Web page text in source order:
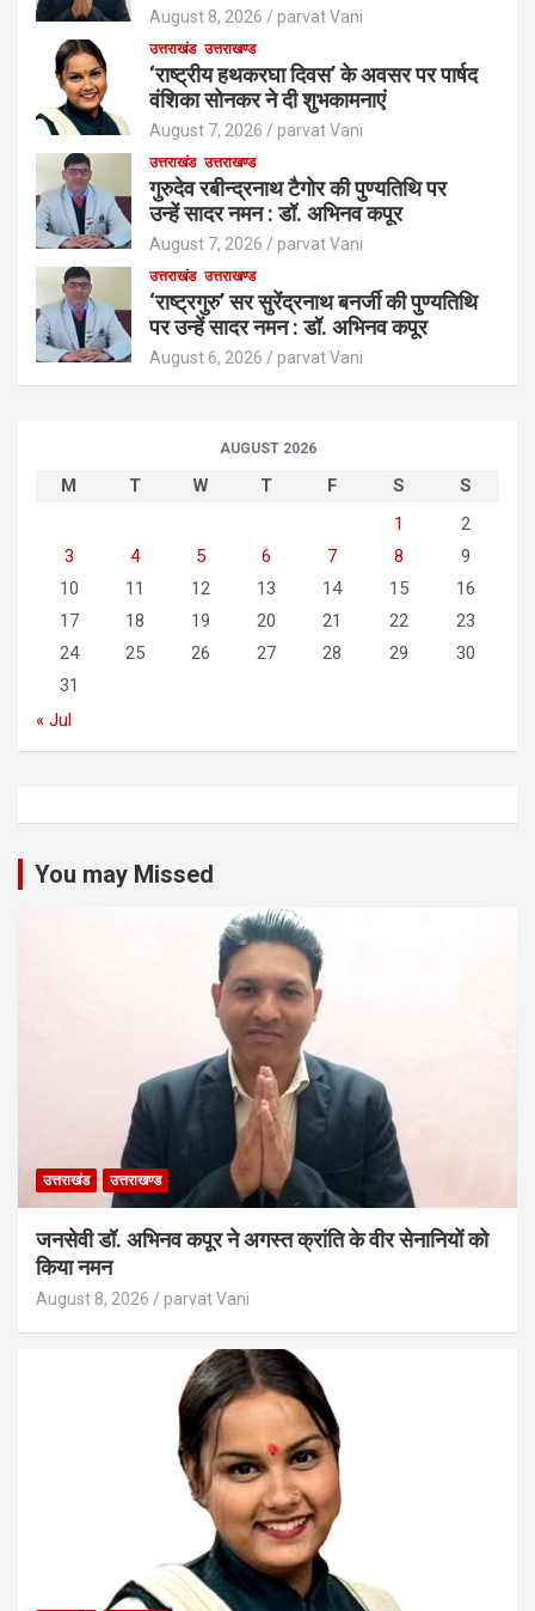
August 8, 2026 parvat Vani
उत्तराखंड उत्तराखण्ड
‘राष्ट्रीय हथकरघा दिवस’ के अवसर पर पार्षद
वंशिका सोनकर ने दी शुभकामनाएं
August 7, 2026 parvat Vani
उत्तराखंड उत्तराखण्ड
गुरुदेव रबीन्द्रनाथ टैगोर की पुण्यतिथि पर
उन्हें सादर नमन : डॉ. अभिनव कपूर
August 7, 2026 parvat Vani
उत्तराखंड उत्तराखण्ड
‘राष्ट्रगुरु’ सर सुरेंद्रनाथ बनर्जी की पुण्यतिथि
पर उन्हें सादर नमन : डॉ. अभिनव कपूर
August 6, 2026 parvat Vani
AUGUST 2026
M T W T F S
S
1
2
3
4 5 6 7 8
9
10
11 12 13 14 15
16
17
18 19 20 21 22
23
24
25 26 27 28 29
30
31
« Jul
You may Missed
उत्तराखंड उत्तराखण्ड
जनसेवी डॉ. अभिनव कपूर ने अगस्त क्रांति के वीर सेनानियों को
किया नमन
August 8, 2026 parvat Vani